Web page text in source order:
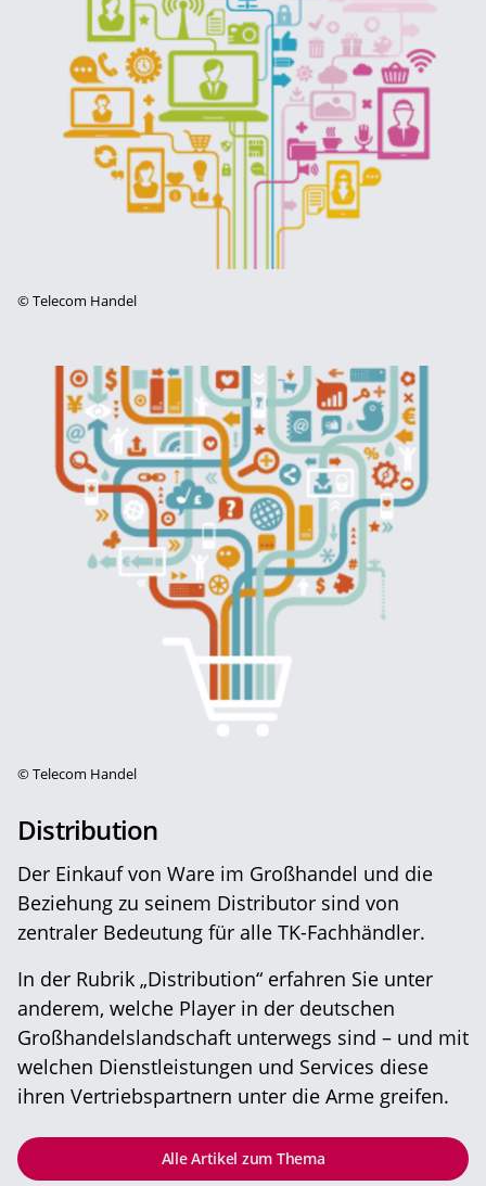
©Telecom Handel
©Telecom Handel
Distribution
Der Einkauf von Ware im Großhandel und die
Beziehung zu seinem Distributor sind von
zentraler Bedeutung für alle TK-Fachhändler.
In der Rubrik „Distribution“ erfahren Sie unter
anderem, welche Player in der deutschen
Großhandelslandschaft unterwegs sind – und mit
welchen Dienstleistungen und Services diese
ihren Vertriebspartnern unter die Arme greifen.
Alle Artikel zum Thema